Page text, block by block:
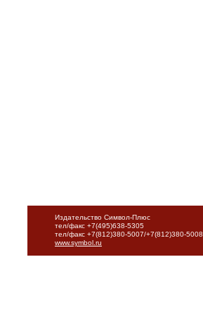
Издательство Символ-Плюс
тел/факс +7(495)638-5305
тел/факс +7(812)380-5007/+7(812)380-5008
www.symbol.ru